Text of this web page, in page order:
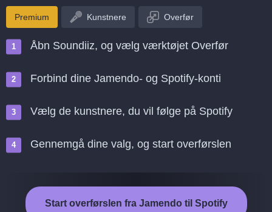
Premium Kunstnere Overfør
Åbn Soundiiz, og vælg værktøjet Overfør
Forbind dine Jamendo- og Spotify-konti
Vælg de kunstnere, du vil følge på Spotify
Gennemgå dine valg, og start overførslen
Start overførslen fra Jamendo til Spotify